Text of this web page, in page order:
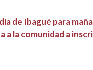
de Ibagué para
a la comunidad a